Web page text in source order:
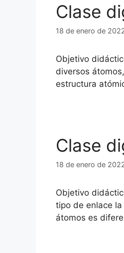
Clase
18 de enero de
Objetivo
diversos
estructura
Clase
18 de enero de
Objetivo
tipo de enlace
átomos es